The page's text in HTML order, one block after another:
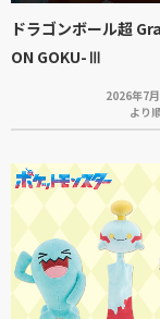
ドラゴンボール超
ON GOKU-Ⅲ
2026年7月
より